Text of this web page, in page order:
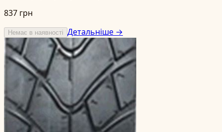
837 грн
Немає в наявності Детальніше →